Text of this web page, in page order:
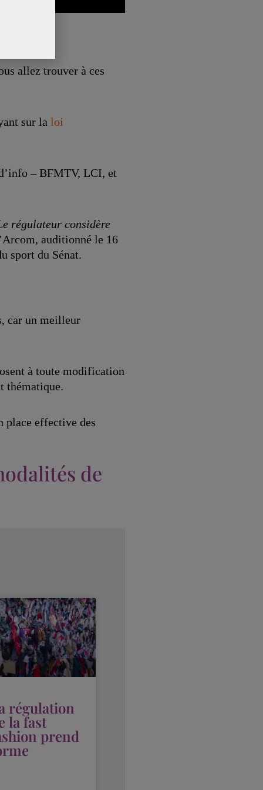
allez trouver à ces
sur laloi
– BFMTV, LCI, et
régulateur considère
auditionné le 16
sport du Sénat.
car un meilleur
à toute modification
thématique.
place effective des
de
régulation
la fast
prend